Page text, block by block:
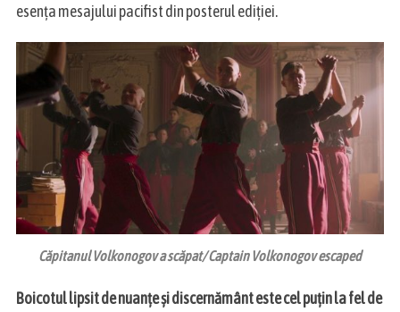
esența mesajului pacifist din posterul ediției.
Căpitanul Volkonogov a scăpat/ Captain Volkonogov escaped
Boicotul lipsit de nuanțe și discernământ este cel puțin la fel de